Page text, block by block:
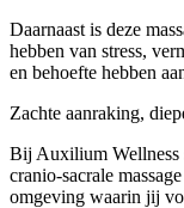
Daarnaast is deze
hebben van stress,
en behoefte hebben
Zachte aanraking,
Bij Auxilium Wellness
cranio-sacrale
omgeving waarin jij